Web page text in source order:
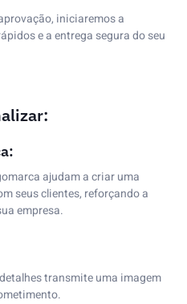
iniciaremos a
e a entrega segura do seu
ajudam a criar uma
seus clientes, reforçando a
empresa.
transmite uma imagem